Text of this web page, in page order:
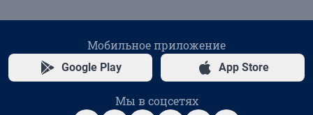
Мобильное приложение
Google Play App Store
Мы в соцсетях